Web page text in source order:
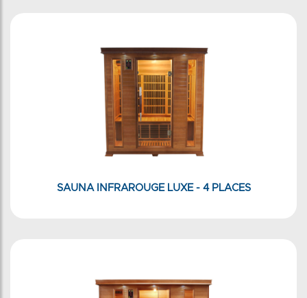
SAUNA INFRAROUGE LUXE - 4 PLACES